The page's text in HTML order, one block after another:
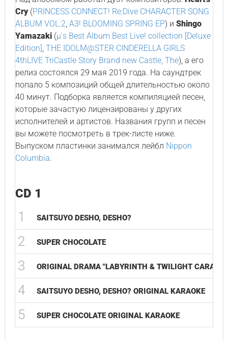
Cry(PRINCESS CONNECT! Re:Dive CHARACTER SONG
ALBUM VOL.2, A3! BLOOMING SPRING EP) и Shingo
Yamazaki(μ's Best Album Best Live! collection [Deluxe
Edition], THE IDOLM@STER CINDERELLA GIRLS
4thLIVE TriCastle Story Brand new Castle, The), а его
релиз состоялся 29 мая 2019 года. На саундтрек
попало 5 композиций общей длительностью около
40 минут. Подборка является компиляцией песен,
которые зачастую лицензированы у других
исполнителей и артистов. Названия групп и песен
вы можете посмотреть в трек-листе ниже.
Выпуском пластинки занимался лейбл Nippon
Columbia.
CD 1
1 SAITSUYO DESHO, DESHO?
2 SUPER CHOCOLATE
3 ORIGINAL DRAMA "LABYRINTH​ & TWILIGHT​
4 SAITSUYO DESHO, DESHO? ORIGINAL KARAOKE
5 SUPER CHOCOLATE ORIGINAL KARAOKE